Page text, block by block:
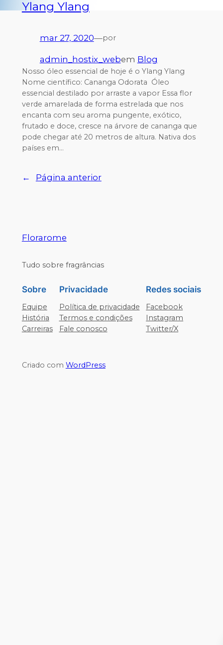
Ylang Ylang
mar 27, 2020—por
admin_hostix_webem Blog
Nosso óleo essencial de hoje é o Ylang Ylang
Nome científico: Cananga Odorata Óleo
essencial destilado por arraste a vapor Essa flor
verde amarelada de forma estrelada que nos
encanta com seu aroma pungente, exótico,
frutado e doce, cresce na árvore de cananga que
pode chegar até 20 metros de altura. Nativa dos
países em…
← Página anterior
Florarome
Tudo sobre fragrâncias
Sobre
Equipe
História
Carreiras
Privacidade
Política de privacidade
Termos e condições
Fale conosco
Redes sociais
Facebook
Instagram
Twitter/X
Criado com WordPress